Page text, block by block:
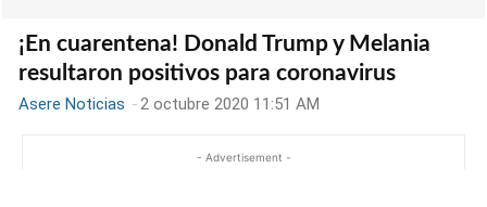
¡En cuarentena! Donald Trump y Melania
resultaron positivos para coronavirus
Asere Noticias -2 octubre 2020 11:51 AM
- Advertisement -